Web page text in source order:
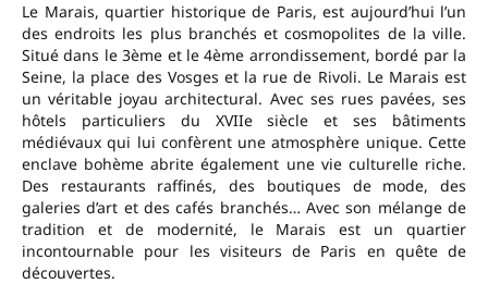
Le Marais, quartier historique de Paris, est aujourd’hui l’un
des endroits les plus branchés et cosmopolites de la ville.
Situé dans le 3ème et le 4ème arrondissement, bordé par la
Seine, la place des Vosges et la rue de Rivoli. Le Marais est
un véritable joyau architectural. Avec ses rues pavées, ses
hôtels particuliers du XVIIe siècle et ses bâtiments
médiévaux qui lui confèrent une atmosphère unique. Cette
enclave bohème abrite également une vie culturelle riche.
Des restaurants raffinés, des boutiques de mode, des
galeries d’art et des cafés branchés… Avec son mélange de
tradition et de modernité, le Marais est un quartier
incontournable pour les visiteurs de Paris en quête de
découvertes.